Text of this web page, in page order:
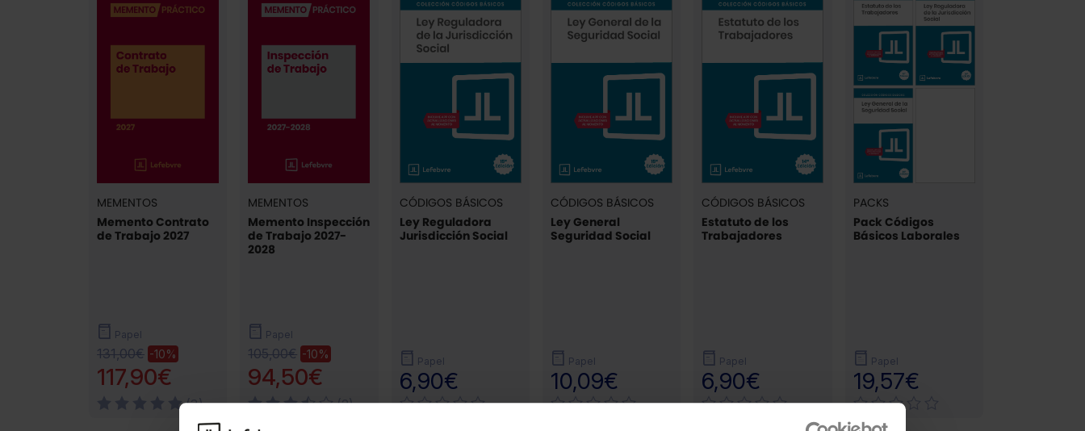
MEMENTOS
Memento Contrato
de Trabajo 2027
Papel
131,00€ -10%
117,90€
(3)
MEMENTOS
Memento Inspección
de Trabajo 2027-
2028
Papel
105,00€ -10%
94,50€
(2)
CÓDIGOS BÁSICOS
Ley Reguladora
Jurisdicción Social
Papel
6,90€
CÓDIGOS BÁSICOS
Ley General
Seguridad Social
Papel
10,09€
CÓDIGOS BÁSICOS
Estatuto de los
Trabajadores
Papel
6,90€
PACKS
Pack Códigos
Básicos Laborales
Papel
19,57€